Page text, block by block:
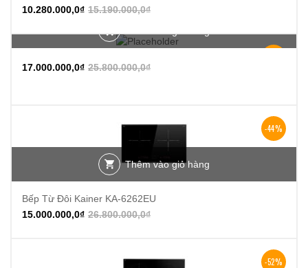
15.190.000,0₫
10.280.000,0₫
25.800.000,0₫
17.000.000,0₫
-44%
Thêm vào giỏ hàng
Bếp Từ Đôi Kainer KA-6262EU
26.800.000,0₫
15.000.000,0₫
-52%